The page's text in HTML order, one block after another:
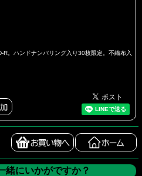
。ハンドナンバリング入り30枚限定。不織布入
緒にいかがですか？